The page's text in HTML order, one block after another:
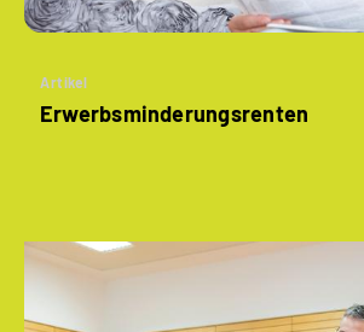
Artikel
­Erwerbsminderungs­renten